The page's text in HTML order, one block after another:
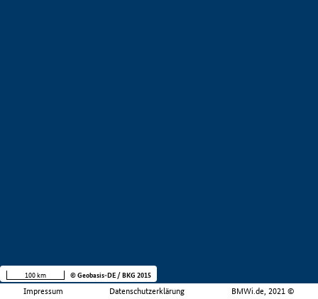
Impressum Datenschutzerklärung BMWi.de, 2021 ©
100 km © Geobasis-DE / BKG 2015